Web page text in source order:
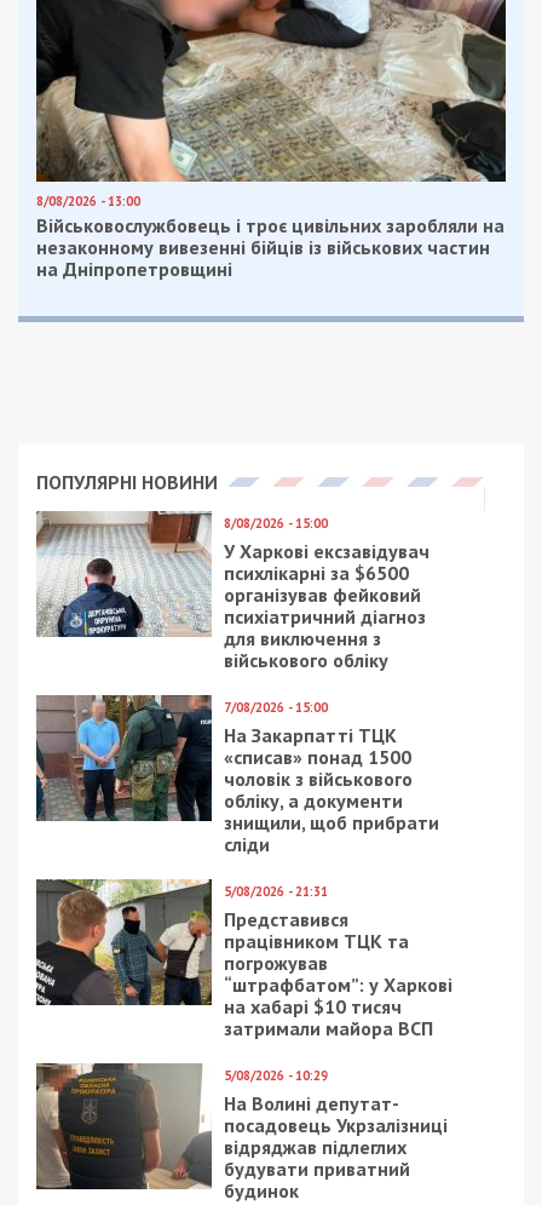
8/08/2026 - 13:00
Військовослужбовець і троє цивільних заробляли на
незаконному вивезенні бійців із військових частин
на Дніпропетровщині
ПОПУЛЯРНІ НОВИНИ
8/08/2026 - 15:00
У Харкові ексзавідувач
психлікарні за $6500
організував фейковий
психіатричний діагноз
для виключення з
військового обліку
7/08/2026 - 15:00
На Закарпатті ТЦК
«списав» понад 1500
чоловік з військового
обліку, а документи
знищили, щоб прибрати
сліди
5/08/2026 - 21:31
Представився
працівником ТЦК та
погрожував
“штрафбатом”: у Харкові
на хабарі $10 тисяч
затримали майора ВСП
5/08/2026 - 10:29
На Волині депутат-
посадовець Укрзалізниці
відряджав підлеглих
будувати приватний
будинок